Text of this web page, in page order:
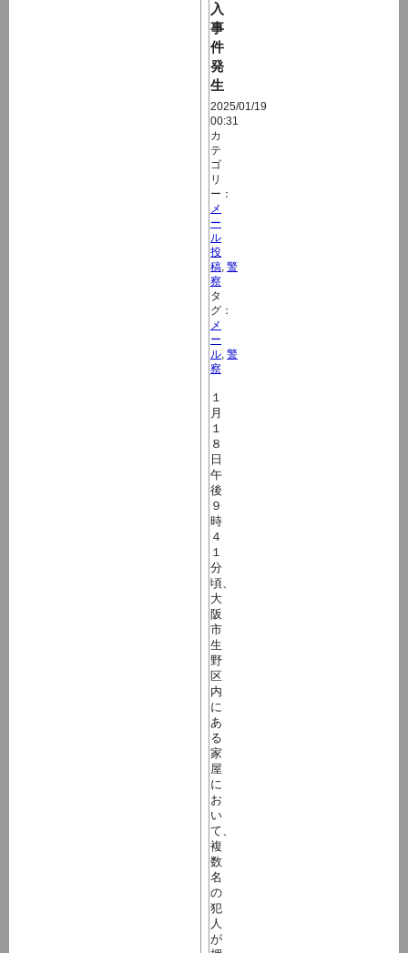
入
事
件
発
生
2025/01/19
00:31
カ
テ
ゴ
リ
ー：
メ
ー
ル
投
稿 警
察
タ
グ：
メ
ー
ル 警
察
１
月
１
８
日
午
後
９
時
４
１
分
頃、
大
阪
市
生
野
区
内
に
あ
る
家
屋
に
お
い
て、
複
数
名
の
犯
人
が